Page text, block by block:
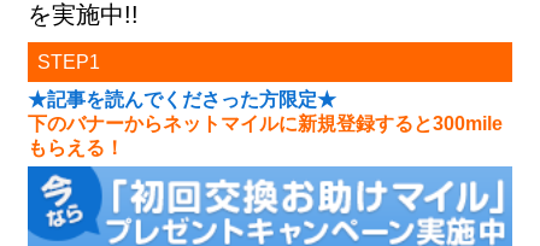
を実施中!!
STEP1
★記事を読んでくださった方限定★
下のバナーからネットマイルに新規登録すると300mile
もらえる！